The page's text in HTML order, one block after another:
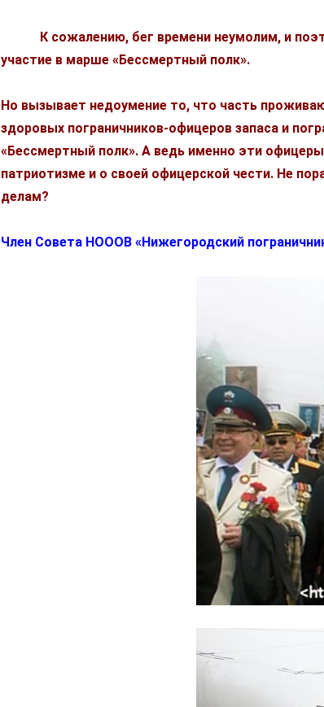
К сожалению, бег времени неумолим, и
участие в марше «Бессмертный полк».
Но вызывает недоумение то, что часть
здоровых пограничников-офицеров запаса и
«Бессмертный полк». А ведь именно эти
патриотизме и о своей офицерской чести. Не
делам?
Член Совета НОООВ «Нижегородский